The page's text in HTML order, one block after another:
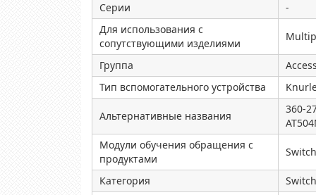
Серии
-
Для использования с
сопутствующими изделиями
Группа
Тип вспомогательного устройства
Альтернативные названия
360-
Модули обучения обращения с
продуктами
Категория